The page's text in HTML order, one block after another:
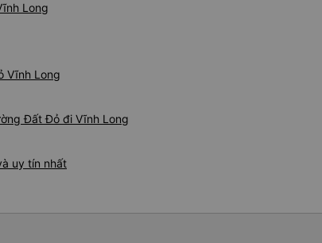
Long
Vĩnh Long
Đất Đỏ đi Vĩnh Long
uy tín nhất